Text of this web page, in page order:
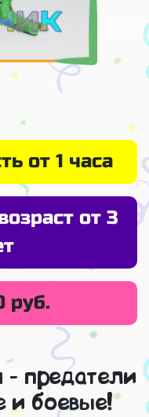
от 1 часа
от 3
руб.
- предатели
и боевые!